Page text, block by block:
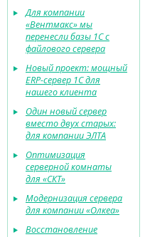
Для компании
«Вентмакс» мы
перенесли базы 1С с
файлового сервера
Новый проект: мощный
ERP-сервер 1С для
нашего клиента
Один новый сервер
вместо двух старых:
для компании ЭЛТА
Оптимизация
серверной комнаты
для «СКТ»
Модернизация сервера
для компании «Олкеа»
Восстановление